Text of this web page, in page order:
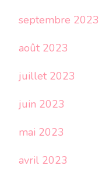
septembre 2023
août 2023
juillet 2023
juin 2023
mai 2023
avril 2023